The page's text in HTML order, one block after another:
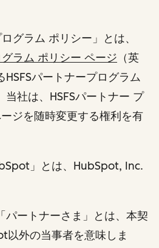
グラム ポリシー」とは、
ラム ポリシー ページ （英
HSFSパートナープログラム
社は、HSFSパートナー プ
ジを随時変更する権利を有
」とは、HubSpot, Inc.
パートナーさま」とは、本契
以外の当事者を意味しま